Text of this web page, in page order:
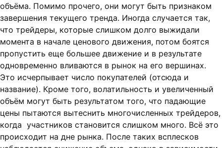
объёма. Помимо прочего, они могут быть признаком
завершения текущего тренда. Иногда случается так,
что трейдеры, которые слишком долго выжидали
момента в начале ценового движения, потом боятся
пропустить еще большее движение и в результате
одновременно вливаются в рынок на его вершинах.
Это исчерпывает число покупателей (отсюда и
название). Кроме того, волатильность и увеличенный
объём могут быть результатом того, что падающие
цены пытаются вытеснить многочисленных трейдеров,
когда участников становится слишком много. Всё это
происходит на дне рынка. После таких всплесков